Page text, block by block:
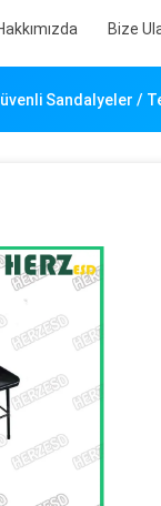
Bize
Sandalyeler /